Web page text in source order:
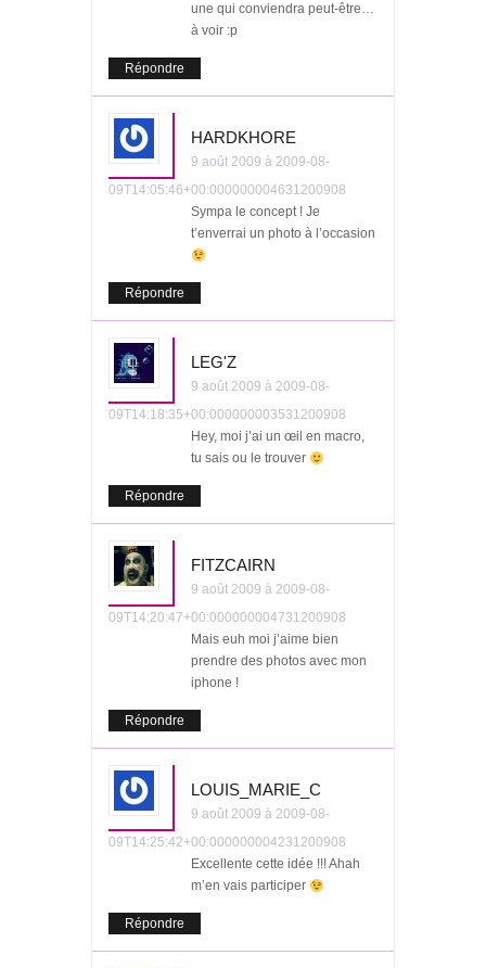
une qui conviendra peut-être…
à voir :p
Répondre
HARDKHORE
9 août 2009 à 2009-08-
09T14:05:46+00:000000004631200908
Sympa le concept ! Je
t’enverrai un photo à l’occasion
Répondre
LEG'Z
9 août 2009 à 2009-08-
09T14:18:35+00:000000003531200908
Hey, moi j’ai un œil en macro,
tu sais ou le trouver
Répondre
FITZCAIRN
9 août 2009 à 2009-08-
09T14:20:47+00:000000004731200908
Mais euh moi j’aime bien
prendre des photos avec mon
iphone !
Répondre
LOUIS_MARIE_C
9 août 2009 à 2009-08-
09T14:25:42+00:000000004231200908
Excellente cette idée !!! Ahah
m’en vais participer
Répondre